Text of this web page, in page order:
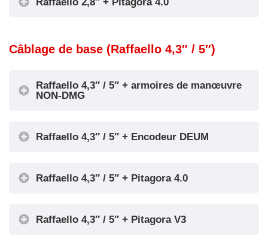
Câblage de base (Raffaello 4,3″ / 5″)
Raffaello 4,3″ / 5″ + armoires de manœuvre
NON-DMG
Raffaello 4,3″ / 5″ + Encodeur DEUM
Encoder DEUM
Raffaello 4,3″ / 5″ + Pitagora 4.0
Raffaello 4,3″ / 5″ + Pitagora V3